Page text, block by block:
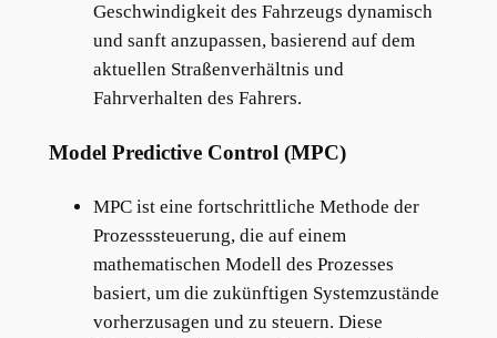
Geschwindigkeit des Fahrzeugs dynamisch
und sanft anzupassen, basierend auf dem
aktuellen Straßenverhältnis und
Fahrverhalten des Fahrers.
Model Predictive Control (MPC)
MPC ist eine fortschrittliche Methode der
Prozesssteuerung, die auf einem
mathematischen Modell des Prozesses
basiert, um die zukünftigen Systemzustände
vorherzusagen und zu steuern. Diese